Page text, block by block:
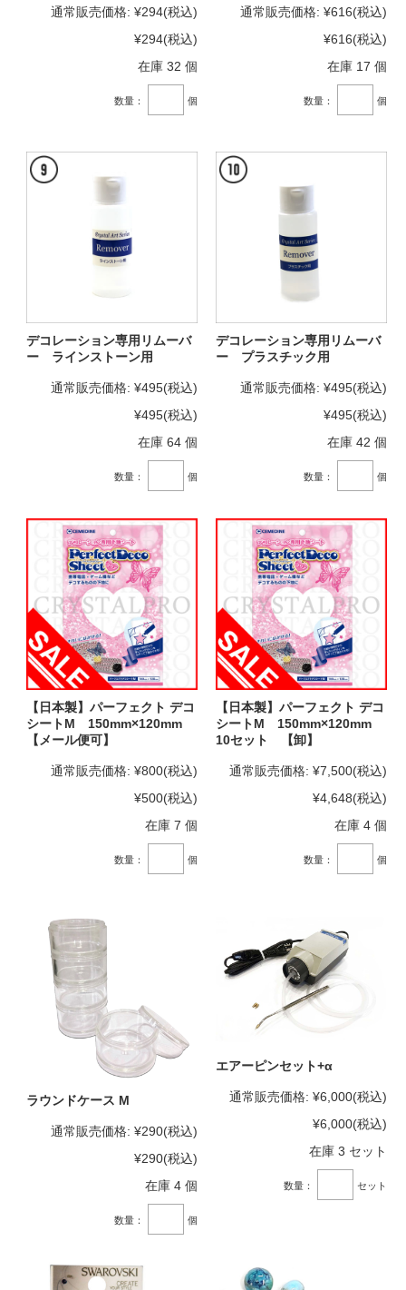
通常販売価格: ¥294(税込)
¥294(税込)
在庫 32 個
数量： 個
通常販売価格: ¥616(税込)
¥616(税込)
在庫 17 個
数量： 個
デコレーション専用リムーバ
ー ラインストーン用
通常販売価格: ¥495(税込)
¥495(税込)
在庫 64 個
数量： 個
デコレーション専用リムーバ
ー プラスチック用
通常販売価格: ¥495(税込)
¥495(税込)
在庫 42 個
数量： 個
【日本製】パーフェクト デコ
シートM 150mm×120mm
【メール便可】
通常販売価格: ¥800(税込)
¥500(税込)
在庫 7 個
数量： 個
【日本製】パーフェクト デコ
シートM 150mm×120mm
10セット 【卸】
通常販売価格: ¥7,500(税込)
¥4,648(税込)
在庫 4 個
数量： 個
ラウンドケース M
通常販売価格: ¥290(税込)
¥290(税込)
在庫 4 個
数量： 個
エアーピンセット+α
通常販売価格: ¥6,000(税込)
¥6,000(税込)
在庫 3 セット
数量： セット